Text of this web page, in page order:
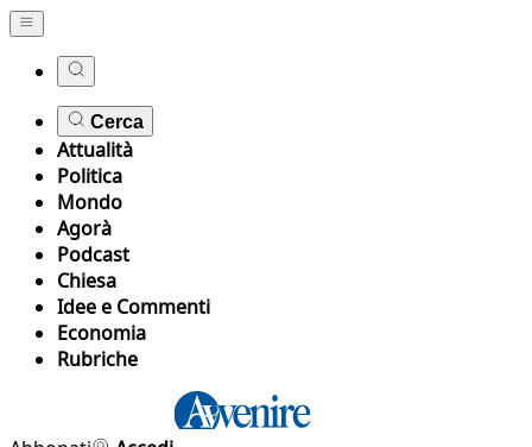
Cerca
Attualità
Politica
Mondo
Agorà
Podcast
Chiesa
Idee e Commenti
Economia
Rubriche